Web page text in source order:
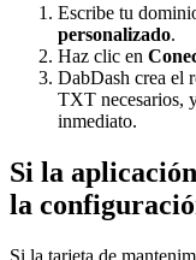
Escribe tu
personalizado.
Haz clic en
DabDash crea el
TXT necesarios,
inmediato.
Si la
la
Si la tarjeta de